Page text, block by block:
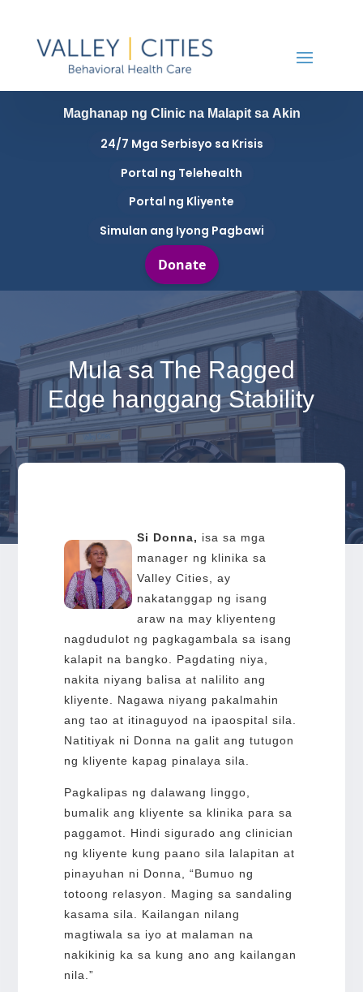
Maghanap ng Clinic na Malapit sa Akin
24/7 Mga Serbisyo sa Krisis
Portal ng Telehealth
Portal ng Kliyente
Simulan ang Iyong Pagbawi
Mula sa The Ragged
Edge hanggang Stability
Si Donna, isa sa mga
manager ng klinika sa
Valley Cities, ay
nakatanggap ng isang
araw na may kliyenteng
nagdudulot ng pagkagambala sa isang
kalapit na bangko. Pagdating niya,
nakita niyang balisa at nalilito ang
kliyente. Nagawa niyang pakalmahin
ang tao at itinaguyod na ipaospital sila.
Natitiyak ni Donna na galit ang tutugon
ng kliyente kapag pinalaya sila.
Pagkalipas ng dalawang linggo,
bumalik ang kliyente sa klinika para sa
paggamot. Hindi sigurado ang clinician
ng kliyente kung paano sila lalapitan at
pinayuhan ni Donna, “Bumuo ng
totoong relasyon. Maging sa sandaling
kasama sila. Kailangan nilang
magtiwala sa iyo at malaman na
nakikinig ka sa kung ano ang kailangan
nila.”